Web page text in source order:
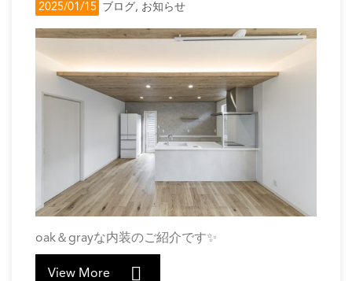
2025/01/15 ブログ, お知らせ
oak＆grayな内装のご紹介です✨
View More